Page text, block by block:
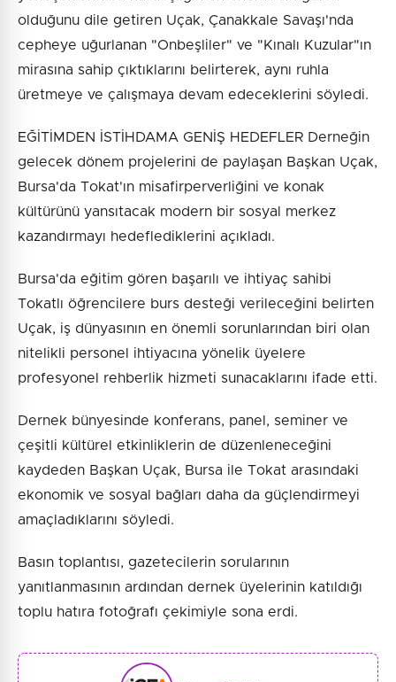
olduğunu dile getiren Uçak, Çanakkale Savaşı'nda
cepheye uğurlanan "Onbeşliler" ve "Kınalı Kuzular"ın
mirasına sahip çıktıklarını belirterek, aynı ruhla
üretmeye ve çalışmaya devam edeceklerini söyledi.
EĞİTİMDEN İSTİHDAMA GENİŞ HEDEFLER Derneğin
gelecek dönem projelerini de paylaşan Başkan Uçak,
Bursa'da Tokat'ın misafirperverliğini ve konak
kültürünü yansıtacak modern bir sosyal merkez
kazandırmayı hedeflediklerini açıkladı.
Bursa'da eğitim gören başarılı ve ihtiyaç sahibi
Tokatlı öğrencilere burs desteği verileceğini belirten
Uçak, iş dünyasının en önemli sorunlarından biri olan
nitelikli personel ihtiyacına yönelik üyelere
profesyonel rehberlik hizmeti sunacaklarını ifade etti.
Dernek bünyesinde konferans, panel, seminer ve
çeşitli kültürel etkinliklerin de düzenleneceğini
kaydeden Başkan Uçak, Bursa ile Tokat arasındaki
ekonomik ve sosyal bağları daha da güçlendirmeyi
amaçladıklarını söyledi.
Basın toplantısı, gazetecilerin sorularının
yanıtlanmasının ardından dernek üyelerinin katıldığı
toplu hatıra fotoğrafı çekimiyle sona erdi.